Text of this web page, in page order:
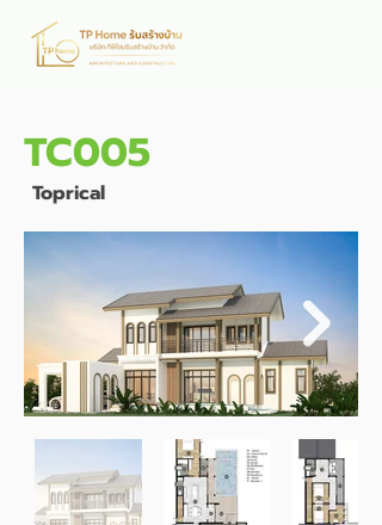
TC005
Toprical